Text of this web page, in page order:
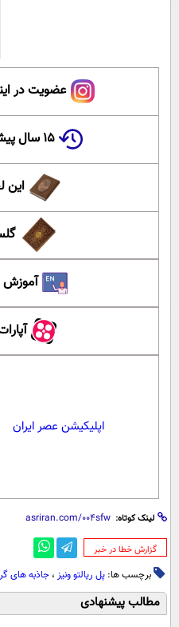
عضویت در
۱۵ سال پیش در چنین روزی
این
آموزش
اپلیکیشن عصر ایران
لینک کوتاه:
‌گزارش خطا در خبر
برچسب ها: پل ریالتو ونیز ، جاذبه های
مطالب پیشنهادی